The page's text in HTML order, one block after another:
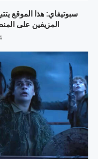
سبوتيفاي: هذا الموقع
المزيفين على